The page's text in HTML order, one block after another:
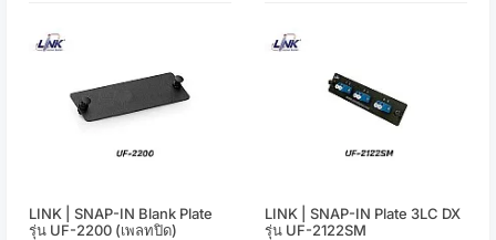
LINK | SNAP-IN Blank Plate
รุ่น UF-2200 (เพลทปิด)
LINK | SNAP-IN Plate 3LC DX
รุ่น UF-2122SM